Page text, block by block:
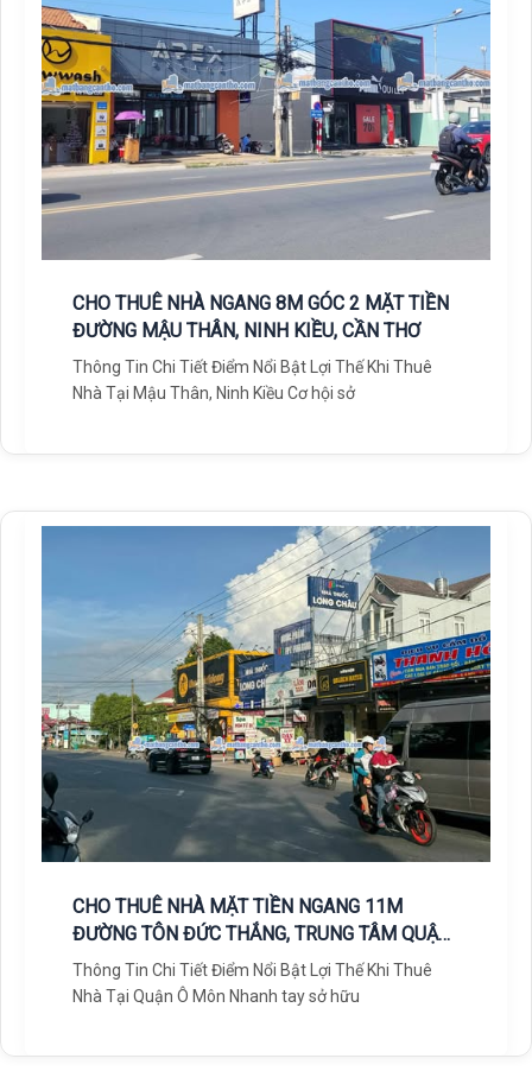
CHO THUÊ NHÀ NGANG 8M GÓC 2 MẶT TIỀN
ĐƯỜNG MẬU THÂN, NINH KIỀU, CẦN THƠ
Thông Tin Chi Tiết Điểm Nổi Bật Lợi Thế Khi Thuê
Nhà Tại Mậu Thân, Ninh Kiều Cơ hội sở
CHO THUÊ NHÀ MẶT TIỀN NGANG 11M
ĐƯỜNG TÔN ĐỨC THẮNG, TRUNG TÂM QUẬN
Ô MÔN, CẦN
Thông Tin Chi Tiết Điểm Nổi Bật Lợi Thế Khi Thuê
Nhà Tại Quận Ô Môn Nhanh tay sở hữu